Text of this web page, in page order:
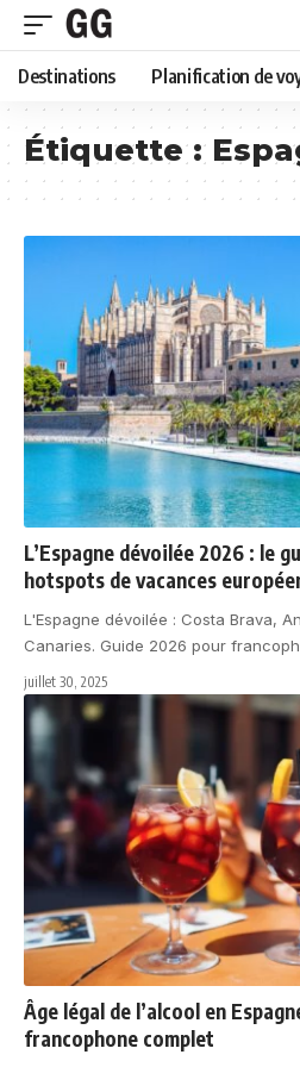
Destinations Planification de
Étiquette :
L’Espagne dévoilée 2026 : le
hotspots de vacances
L'Espagne dévoilée : Costa Brava,
Canaries. Guide 2026 pour
juillet 30, 2025
Âge légal de l’alcool en
francophone complet